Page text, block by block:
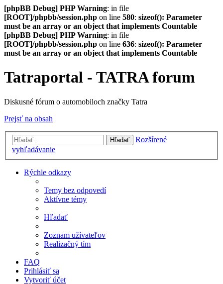
[phpBB Debug] PHP Warning: in file
[ROOT]/phpbb/session.php on line 580: sizeof(): Parameter
must be an array or an object that implements Countable
[phpBB Debug] PHP Warning: in file
[ROOT]/phpbb/session.php on line 636: sizeof(): Parameter
must be an array or an object that implements Countable
Tatraportal - TATRA forum
Diskusné fórum o automobiloch značky Tatra
Prejsť na obsah
Hľadať
Rozšírené
vyhľadávanie
Rýchle odkazy
Temy bez odpovedí
Aktívne témy
Hľadať
Zoznam užívateľov
Realizačný tím
FAQ
Prihlásiť sa
Vytvoriť účet